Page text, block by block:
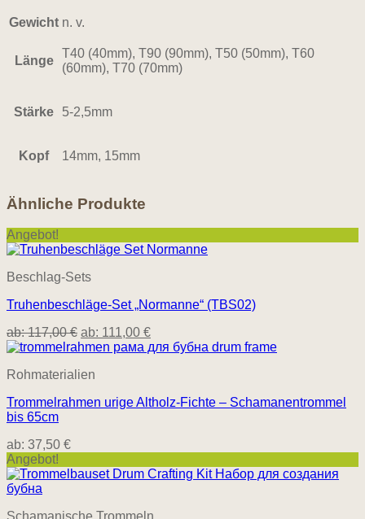
Gewicht n. v.
Länge
T40 (40mm), T90 (90mm), T50 (50mm), T60
(60mm), T70 (70mm)
Stärke 5-2,5mm
Kopf 14mm, 15mm
Ähnliche Produkte
Angebot!
Beschlag-Sets
Truhenbeschläge-Set „Normanne“ (TBS02)
ab:117,00€ ab: 111,00 €
Rohmaterialien
Trommelrahmen urige Altholz-Fichte – Schamanentrommel
bis 65cm
ab: 37,50 €
Angebot!